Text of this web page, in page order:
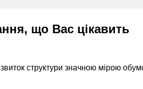
що Вас цікавить
структури значною мірою